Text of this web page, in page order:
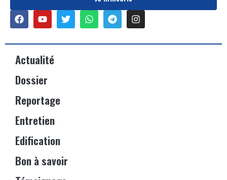
Actualité
Dossier
Reportage
Entretien
Edification
Bon à savoir